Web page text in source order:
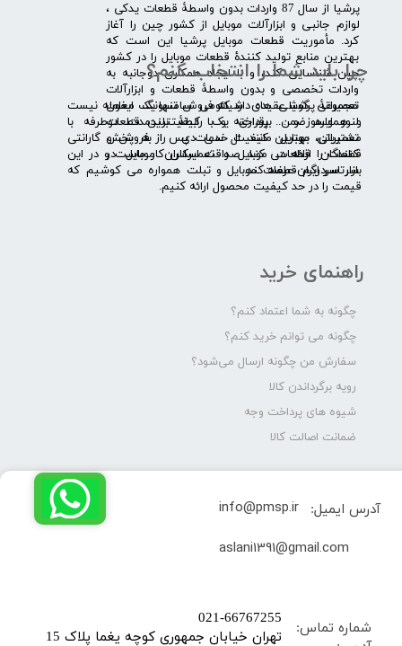
​پرشیا از سال 87 واردات بدون واسطۀ قطعات یدکی ،
لوازم جانبی و ابزارآلات موبایل از کشور چین را آغاز
کرد. مأموریت قطعات موبایل پرشیا این است که
بهترین منابع تولید کنندۀ قطعات موبایل را در کشور
چین شناسایی کند، و با ایجاد همکاری دوجانبه به
واردات تخصصی و بدون واسطۀ قطعات و ابزارآلات
تعمیراتی گوشی های شیائومی سامسونگ ایفون
لنوو ایسوز و .... پرداخته و با کیفیت­ترین قطعات
تعمیراتی موبایل مانند ال سی دی را به پخش
کنندگان قطعات موبایل و تعمیرکاران موبایل در
سرتاسر ایران عرضه کند.
راهنمای خرید
چگونه به شما اعتماد کنم؟
چگونه می توانم خرید کنم؟
سفارش من چگونه ارسال می‌شود؟
رویه برگرداندن کالا
شیوه های پرداخت وجه
ضمانت اصالت کالا
چرا باید شما را انتخاب کنم؟
​​ ​مجموعۀ پرشیا عقیده دارد که فروش تنها یک معامله نیست
و همواره ضمن برقراری یک رابطۀ بلندمدت دوطرفه با
مشتریان، بهترین کیفیت خدمات پس از فروش و گارانتی
قطعات را ارائه می­ کند. صداقت اساس کار ماست و در این
بازار سردرگم قطعات موبایل و تبلت همواره می کوشیم که
قیمت را در حد کیفیت محصول ارائه کنیم.
شماره تماس:
​021-66767255
تهران خیابان جمهوری کوچه یغما پلاک 15
آدرس ایمیل:
info@pmsp.ir
​aslani1391@gmail.com